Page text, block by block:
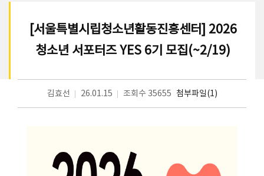
[서울특별시립청소년활동진흥센터] 2026
청소년 서포터즈 YES 6기 모집(~2/19)
김효선 26.01.15 조회수 35655 첨부파일(1)